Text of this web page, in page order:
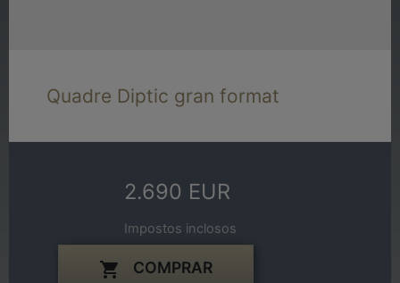
Quadre Diptic gran format
2.690 EUR
Impostos inclosos
 COMPRAR